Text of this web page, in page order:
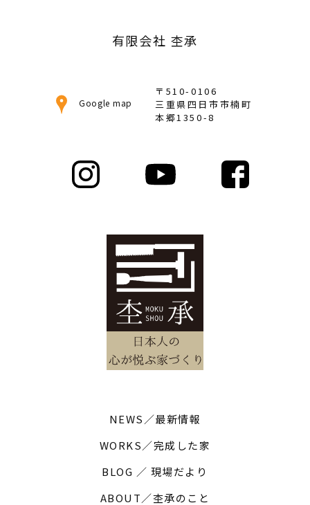
有限会社 杢承
Google map
〒510-0106
三重県四日市市楠町
本郷1350-8
NEWS／最新情報
WORKS／完成した家
BLOG ／ 現場だより
ABOUT／杢承のこと